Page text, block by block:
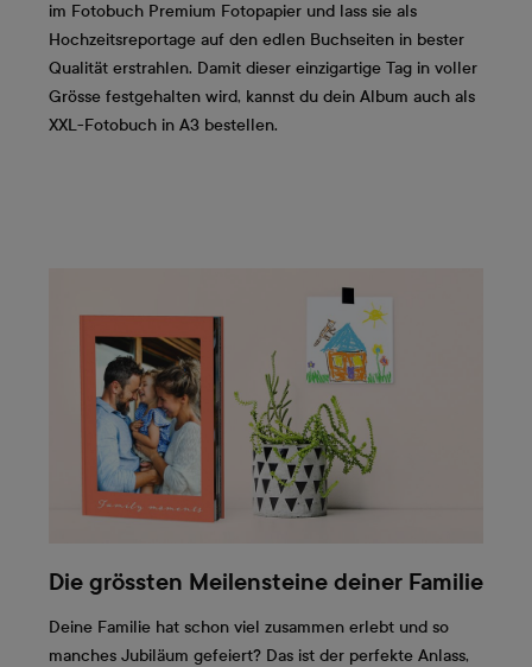
im Fotobuch Premium Fotopapier und lass sie als
Hochzeitsreportage auf den edlen Buchseiten in bester
Qualität erstrahlen. Damit dieser einzigartige Tag in voller
Grösse festgehalten wird, kannst du dein Album auch als
XXL-Fotobuch in A3 bestellen.
Die grössten Meilensteine deiner Familie
Deine Familie hat schon viel zusammen erlebt und so
manches Jubiläum gefeiert? Das ist der perfekte Anlass,